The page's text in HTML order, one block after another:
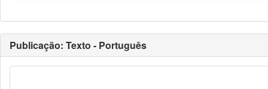
Publicação: Texto - Português